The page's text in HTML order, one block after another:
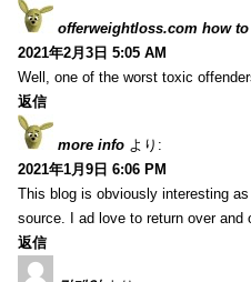
offerweightloss.com how
2021年2月3日 5:05 AM
Well, one of the worst toxic
返信
more info より:
2021年1月9日 6:06 PM
This blog is obviously interesting
source. I ad love to return over and
返信